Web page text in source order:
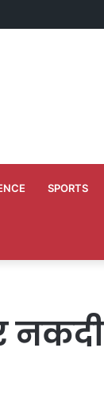
SPORTS
नकदी